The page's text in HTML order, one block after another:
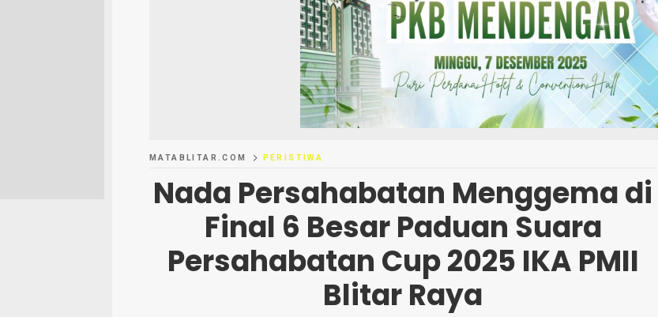
MATABLITAR.COM PERISTIWA
Nada Persahabatan Menggema di
Final 6 Besar Paduan Suara
Persahabatan Cup 2025 IKA PMII
Blitar Raya